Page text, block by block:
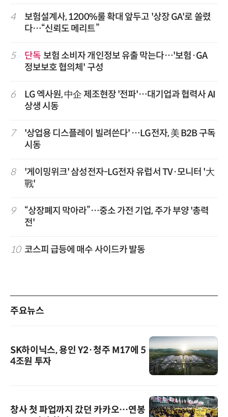
4
보험설계사, 1200%룰 확대 앞두고 '상장 GA'로 쏠렸
다…“신뢰도 메리트”
5 단독 보험 소비자 개인정보 유출 막는다…'보험·GA
정보보호 협의체' 구성
6
LG 엑사원, 中企 제조현장 '전파'…대기업과 협력사 AI
상생 시동
7
'상업용 디스플레이 빌려쓴다' …LG전자, 美 B2B 구독
시동
8
'게이밍위크' 삼성전자-LG전자 유럽서 TV·모니터 '大
戰'
9
“상장폐지 막아라”…중소 가전 기업, 주가 부양 '총력
전'
10 코스피 급등에 매수 사이드카 발동
주요뉴스
SK하이닉스, 용인 Y2·청주 M17에 5
4조원 투자
창사 첫 파업까지 갔던 카카오…연봉